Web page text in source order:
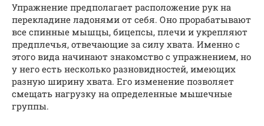
Упражнение предполагает расположение рук на
перекладине ладонями от себя. Оно прорабатывают
все спинные мышцы, бицепсы, плечи и укрепляют
предплечья, отвечающие за силу хвата. Именно с
этого вида начинают знакомство с упражнением, но
у него есть несколько разновидностей, имеющих
разную ширину хвата. Его изменение позволяет
смещать нагрузку на определенные мышечные
группы.